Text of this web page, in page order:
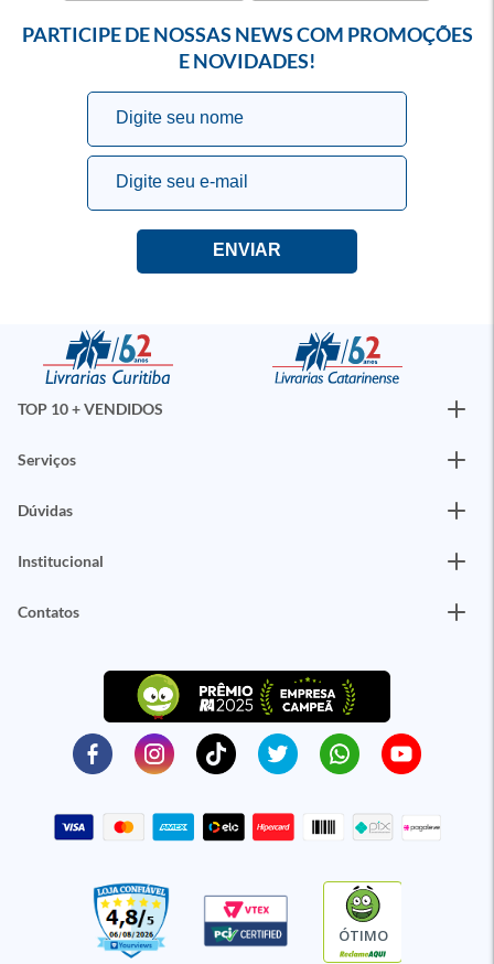
PARTICIPE DE NOSSAS NEWS COM PROMOÇÕES
E NOVIDADES!
TOP 10 + VENDIDOS
Serviços
Dúvidas
Institucional
Contatos
ÓTIMO